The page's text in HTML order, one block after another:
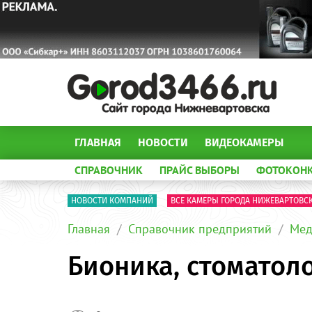
ГЛАВНАЯ НОВОСТИ ВИДЕОКАМЕРЫ
СПРАВОЧНИК ПРАЙС ВЫБОРЫ
НОВОСТИ КОМПАНИЙ ВСЕ КАМЕРЫ ГОРОДА
Главная Справочник предприятий
Бионика,